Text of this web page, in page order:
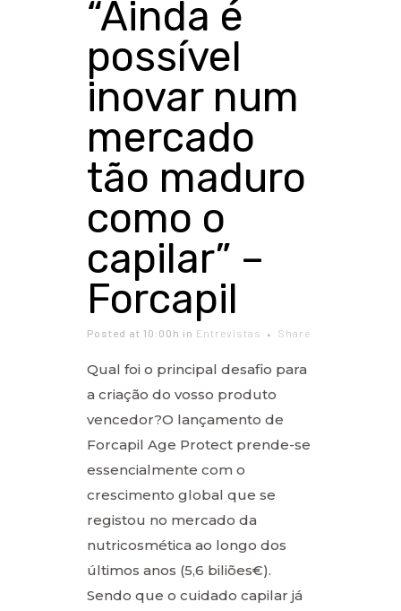
“Ainda é
possível
inovar num
mercado
tão maduro
como o
capilar” –
Forcapil
Posted at 10:00h in Entrevistas Share
Qual foi o principal desafio para
a criação do vosso produto
vencedor?O lançamento de
Forcapil Age Protect prende-se
essencialmente com o
crescimento global que se
registou no mercado da
nutricosmética ao longo dos
últimos anos (5,6 biliões€).
Sendo que o cuidado capilar já